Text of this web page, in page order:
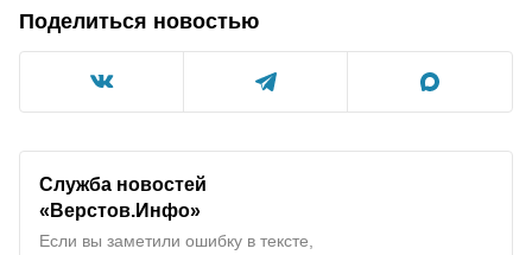
Поделиться новостью
Служба новостей
«Верстов.Инфо»
Если вы заметили ошибку в тексте,